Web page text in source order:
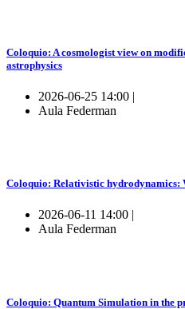
Coloquio: A cosmologist view on
astrophysics
2026-06-25 14:00 |
Aula Federman
Coloquio: Relativistic hydrodynamics:
2026-06-11 14:00 |
Aula Federman
Coloquio: Quantum Simulation in the